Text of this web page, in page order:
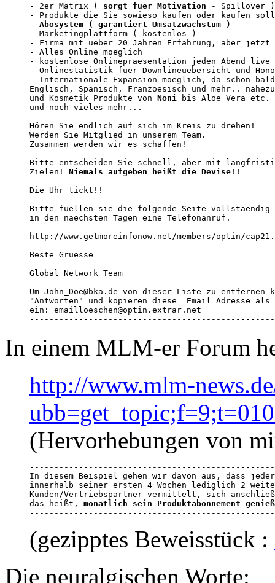
- 2er Matrix ( sorgt fuer Motivation - Spillover
- Produkte die Sie sowieso kaufen oder kaufen
- Abosystem ( garantiert Umsatzwachstum )
- Marketingplattform ( kostenlos )
- Firma mit ueber 20 Jahren Erfahrung, aber jetzt
- Alles Online moeglich
- kostenlose Onlinepraesentation jeden Abend live
- Onlinestatistik fuer Downlineuebersicht und
- Internationale Expansion moeglich, da schon
Englisch, Spanisch, Franzoesisch und mehr..
und Kosmetik Produkte von Noni
bis Aloe Vera etc.
und noch vieles mehr...
Hören Sie endlich auf sich im Kreis zu drehen!
Werden Sie Mitglied in unserem Team.
Zusammen werden wir es schaffen!
Bitte entscheiden Sie schnell, aber mit
Zielen! Niemals aufgeben heißt die Devise!!
Die Uhr tickt!!
Bitte fuellen sie die folgende Seite vollstaendig
in den naechsten Tagen eine Telefonanruf.
http://www.getmoreinfonow.net/members/optin/
Beste Gruesse
Global Network Team
Um John_Doe@bka.de von dieser Liste zu
"Antworten" und kopieren diese  Email Adresse als
ein: emailloeschen@optin.extrar.net
In einem MLM-er Forum
http://www.mlm-
(Hervorhebungen von
In diesem Beispiel gehen wir davon aus, dass
innerhalb seiner ersten 4 Wochen lediglich 2
Kunden/Vertriebspartner vermittelt, sich
das heißt, monatlich sein Produktabonnement
(gezipptes Beweisstück :
Die neuralgischen Worte: